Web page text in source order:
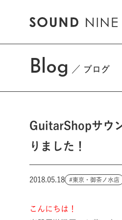
Blog ブログ
GuitarShopサウ
りました！
2018.05.18 東京・御茶ノ水店
こんにちは！